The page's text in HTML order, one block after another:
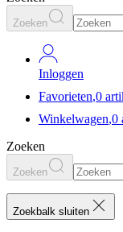
Zoeken
Inloggen
Favorieten,0
Winkelwagen,0
Zoeken
Zoeken
Zoekbalk sluiten